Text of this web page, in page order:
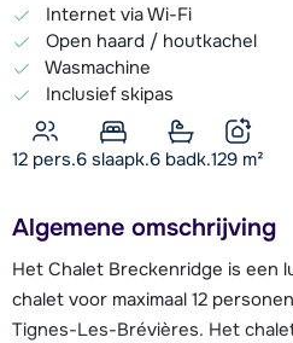
Internet via Wi-Fi
Open haard / houtkachel
Wasmachine
Inclusief skipas
12 pers.6 slaapk.6 badk.129 m²
Algemene omschrijving
Het Chalet Breckenridge is een
chalet voor maximaal 12
Tignes-Les-Brévières. Het